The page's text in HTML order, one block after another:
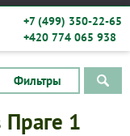
+7 (499) 350-22-65
+420 774 065 938
Фильтры
Праге 1